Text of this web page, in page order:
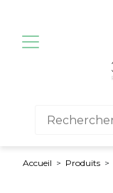
Accueil > Produits >